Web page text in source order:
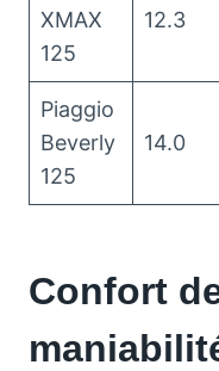
XMAX
125
12.3
Piaggio
Beverly
125
14.0
Confort